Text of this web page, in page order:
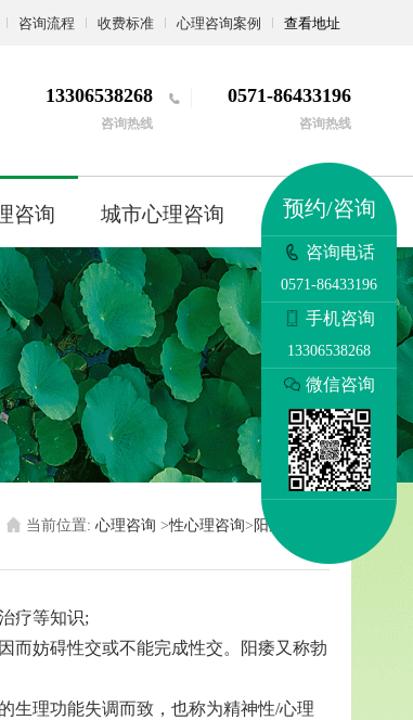
咨询流程 收费标准 心理咨询案例 查看地址
13306538268
咨询热线
0571-86433196
咨询热线
咨询 城市心理咨询 更多
当前位置: 心理咨询 >性心理咨询> 阳痿怎么办
疗等知识;
而妨碍性交或不能完成性交。阳痿又称勃
生理功能失调而致，也称为精神性/心理
预约/咨询
咨询电话
0571-86433196
手机咨询
13306538268
微信咨询